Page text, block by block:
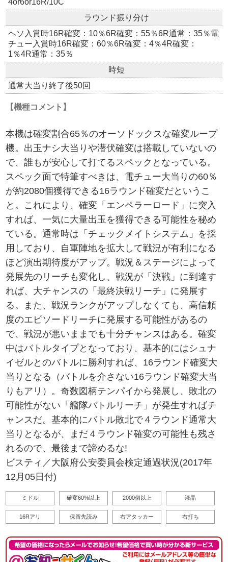
ラウンド振り分け
ヘソ入賞時16R確変：10％6R確変：55％6R通常：35％電
チュー入賞時16R確変：60％6R確変：4％4R確変：
1％4R通常：35％
時短
通常大当り終了後50回
【機種コメント】
本機は確変割合65％のオーソドックスな確変ループ
機。出玉ナシ大当りや潜伏確変は搭載していないの
で、誰もが安心して打てるスペックとなっている。
スペック面で特筆すべきは、電チュー大当りの60％
が約2080個獲得できる16ラウンド確変だというこ
と。これにより、確変「エンペラーロード」に突入
すれば、一気に大量出玉を獲得できる可能性を秘め
ている。通常時は「チェックメイトシステム」を採
用しており、自軍陣地を拡大して戦況が有利になる
ほど演出期待度がアップ。戦況＆ステージによって
発展先のリーチも変化し、戦況が「決戦」に到達す
れば、大チャンスの「最終決戦リーチ」に発展す
る。また、戦況ランクがアップしなくても、高信頼
度のエピソードリーチに発展する可能性があるの
で、戦況が悪いままでも十分チャンスはある。確変
中はバトルタイプとなっており、基本的にはシュナ
イゼルとのバトルに勝利すれば、16ラウンド確変大
当りとなる（バトルを介さない16ラウンド確変大当
りもアリ）。奇数図柄テンパイから発展し、敗北の
可能性がない「艦隊バトルリーチ」が発生すればチ
ャンスだ。基本的にバトル敗北で４ラウンド通常大
当りとなるが、まだ４ラウンド確変の可能性も残さ
れるので、最後まで諦めるな!
ビスティ／大阪府公安委員会検定通過状況(2017年
12月05日付)
ミドル 確変60%以上 2000個以上 液晶
16Rアリ 保留先読み 右アタッカー 右打ち